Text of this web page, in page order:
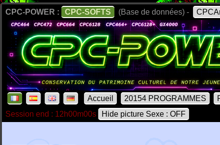
CPC-POWER : CPC-SOFTS (Base de données) -
Accueil 20154 PROGRAMMES
Session end : 12h00m00s
Hide picture Sexe : OFF